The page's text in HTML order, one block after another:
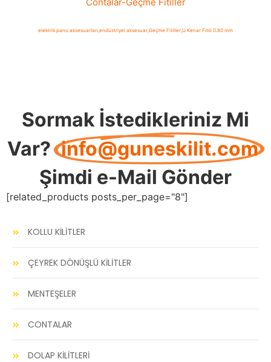
elektrik pano aksesuarları endüstriyel aksesuar Geçme Fitiller U Kenar Fitili 0.80 mm
Sormak İstedikleriniz Mi
Var? info@guneskilit.com
Şimdi e-Mail Gönder
[related_products posts_per_page="8"]
KOLLU KİLİTLER
ÇEYREK DÖNÜŞLÜ KİLİTLER
MENTEŞELER
CONTALAR
DOLAP KİLİTLERİ